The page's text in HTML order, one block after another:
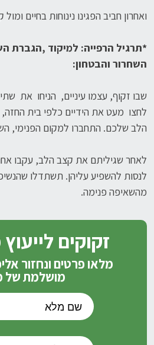
ואחרון חביב הפגינו נינוחות בחיים
*תרגיל הרפייה: למיקוד ,הגברת
השחרור והבטחון:
שבו זקוף, עצמו עיניים, הניחו את
לחצו מעט את הידיים כלפי בית
הלב שלכם. התחברו למקום הפנימי,
לאחר שגיליתם את קצב הלב, עקבו
לנסות להשפיע עליהן. תשתדלו
מהשאיפה פנימה.
זקוקים
מלאו פרטים ונחזור
מושלמת של